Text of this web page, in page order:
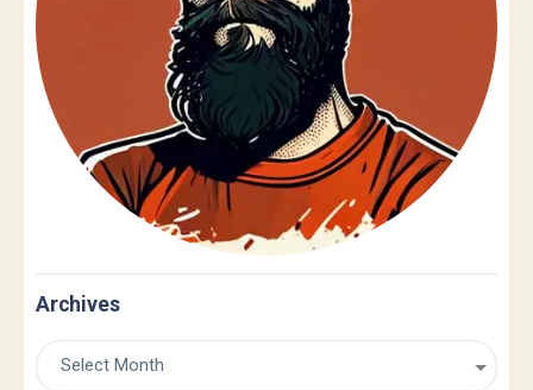
Archives